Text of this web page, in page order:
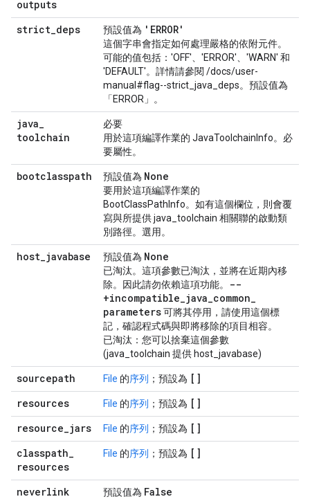
outputs
strict_deps 預設值為 'ERROR'
這個字串會指定如何處理嚴格的依附元件。
可能的值包括：'OFF'、'ERROR'、'WARN' 和
'DEFAULT'。詳情請參閱 /docs/user-
manual#flag--strict_java_deps。預設值為
「ERROR」。
java_
toolchain
必要
用於這項編譯作業的 JavaToolchainInfo。必
要屬性。
bootclasspath 預設值為 None
要用於這項編譯作業的
BootClassPathInfo。如有這個欄位，則會覆
寫與所提供 java_toolchain 相關聯的啟動類
別路徑。選用。
host_javabase 預設值為 None
已淘汰。這項參數已淘汰，並將在近期內移
除。因此請勿依賴這項功能。
--
+incompatible_java_common_
parameters可將其停用 ，請使用這個標
記，確認程式碼與即將移除的項目相容。
已淘汰：您可以捨棄這個參數
(java_toolchain 提供 host_javabase)
sourcepath File 的序列 ；預設為 []
resources
File 的序列 ；預設為 []
resource_jars File 的序列 ；預設為 []
classpath_
resources
File 的序列 ；預設為 []
neverlink 預設值為 False